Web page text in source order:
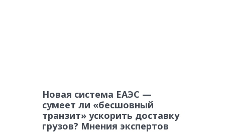
Новая система ЕАЭС —
сумеет ли «бесшовный
транзит» ускорить доставку
грузов? Мнения экспертов